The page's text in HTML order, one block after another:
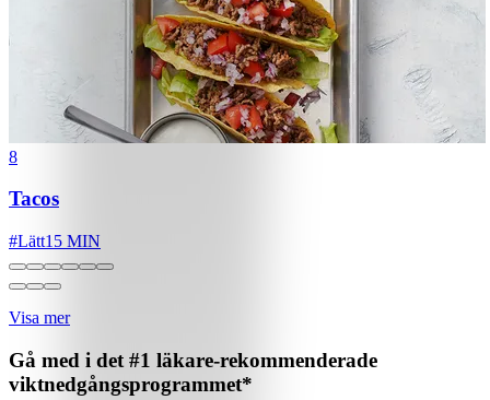
8
Tacos
#Lätt15 MIN
Visa mer
Gå med i det #1 läkare-rekommenderade
viktnedgångsprogrammet*